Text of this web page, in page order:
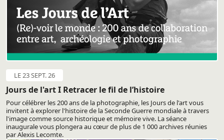
LE 23 SEPT. 26
Jours de l'art I Retracer le fil de l’histoire
Pour célébrer les 200 ans de la photographie, les Jours de l'art vous
invitent à explorer l'histoire de la Seconde Guerre mondiale à travers
l'image comme source historique et mémoire vive. La séance
inaugurale vous plongera au cœur de plus de 1 000 archives réunies
par Alexis Lecomte.